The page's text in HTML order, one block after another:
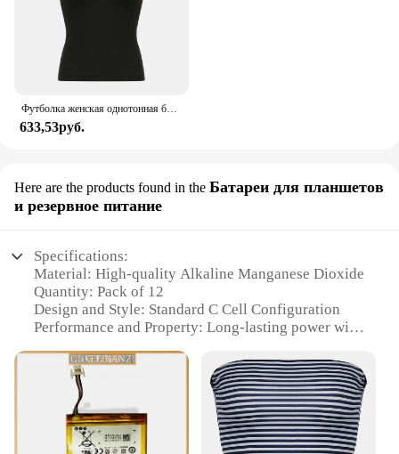
Футболка женская однотонная базовая с коротким рукавом и V-образным вырезом
633,53руб.
Here are the products found in the Батареи для планшетов
и резервное питание
Specifications:
Material: High-quality Alkaline Manganese Dioxide
Quantity: Pack of 12
Design and Style: Standard C Cell Configuration
Performance and Property: Long-lasting power with
Usage and Purpose: Ideal for devices requiring a C
Cell battery, such as tablets and emergency backup
Typical Adaptive Scenario: Perfect for outdoor
activities, camping, and emergency preparedness